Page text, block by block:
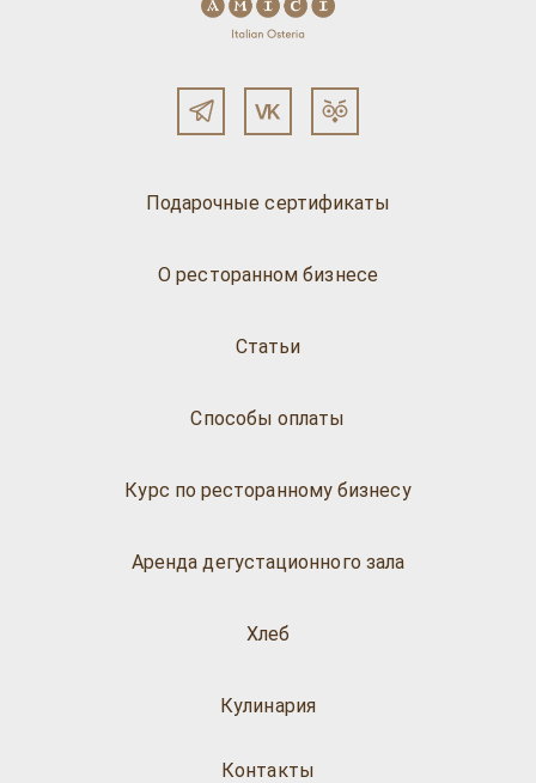
Подарочные сертификаты
О ресторанном бизнесе
Статьи
Способы оплаты
Курс по ресторанному бизнесу
Аренда дегустационного зала
Хлеб
Кулинария
Контакты